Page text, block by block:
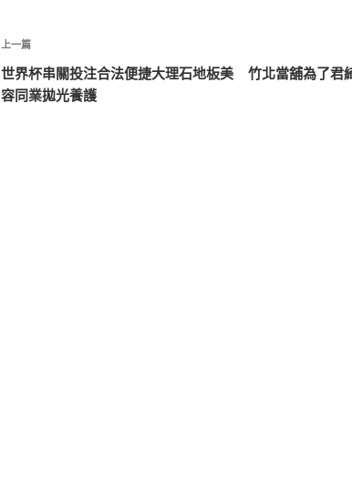
文
章
導
上
一
篇
上一篇
世界杯串關投注合法便捷大理石地板美
容同業拋光養護
竹北當舖為了君